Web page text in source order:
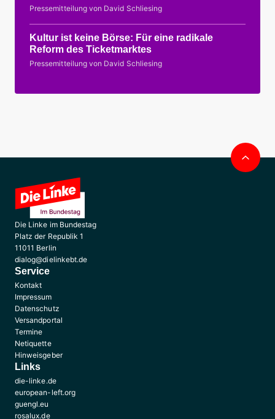
Pressemitteilung von David Schliesing
Kultur ist keine Börse: Für eine radikale
Reform des Ticketmarktes
Pressemitteilung von David Schliesing
Die Linke im Bundestag
Platz der Republik 1
11011 Berlin
dialog@dielinkebt.de
Service
Kontakt
Impressum
Datenschutz
Versandportal
Termine
Netiquette
Hinweisgeber
Links
die-linke.de
european-left.org
guengl.eu
rosalux.de